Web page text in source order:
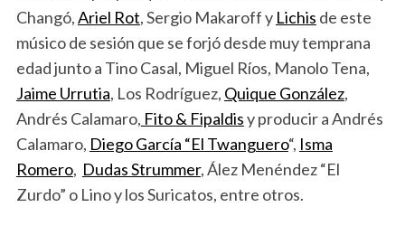
Changó,Ariel Rot, Sergio Makaroff y Lichis de este
músico de sesión que se forjó desde muy temprana
edad junto a Tino Casal, Miguel Ríos, Manolo Tena,
Jaime Urrutia, Los Rodríguez, Quique González,
Andrés Calamaro, Fito & Fipaldisy producir a Andrés
Calamaro, Diego García “El Twanguero“, Isma
Romero, Dudas Strummer, Ález Menéndez “El
Zurdo” o Lino y los Suricatos, entre otros.